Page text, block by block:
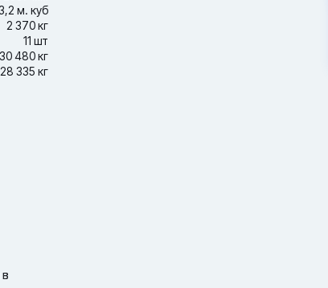
м. куб
2 370 кг
11 шт
30 480 кг
28 335 кг